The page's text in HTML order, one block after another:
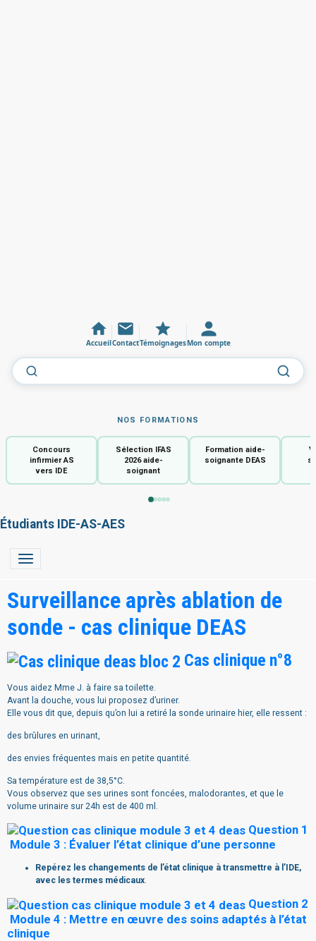
AccueilContactTémoignagesMon compte
NOS FORMATIONS
Concours
infirmier AS
vers IDE
Sélection IFAS
2026 aide-
soignant
Formation aide-
soignante DEAS
Étudiants IDE-AS-AES
Surveillance après ablation de
sonde - cas clinique DEAS
Cas clinique n°8
Vous aidez Mme J. à faire sa toilette.
Avant la douche, vous lui proposez d’uriner.
Elle vous dit que, depuis qu’on lui a retiré la sonde urinaire hier, elle ressent :
des brûlures en urinant,
des envies fréquentes mais en petite quantité.
Sa température est de 38,5°C.
Vous observez que ses urines sont foncées, malodorantes, et que le
volume urinaire sur 24h est de 400 ml.
Question 1
Module 3 : Évaluer l’état clinique d’une personne
Repérez les changements de l’état clinique à transmettre à l’IDE,
avec les termes médicaux.
Question 2
Module 4 : Mettre en œuvre des soins adaptés à l’état
clinique